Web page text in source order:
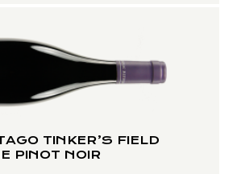
TINKER’S FIELD
PINOT NOIR